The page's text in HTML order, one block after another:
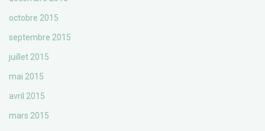
octobre 2015
septembre 2015
juillet 2015
mai 2015
avril 2015
mars 2015